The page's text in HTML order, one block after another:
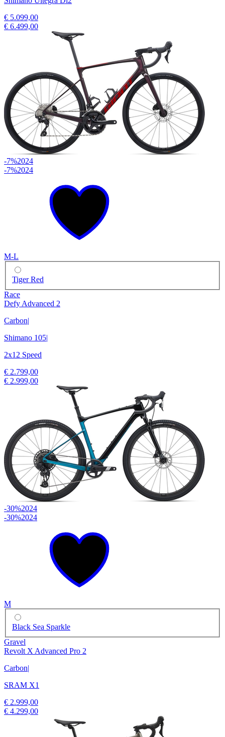
€ 5.099,00
€ 6.499,00
-7%2024
-7%2024
M-L
Tiger Red
Race
Defy Advanced 2
Carbon|
Shimano 105|
2x12 Speed
€ 2.799,00
€ 2.999,00
-30%2024
-30%2024
M
Black Sea Sparkle
Gravel
Revolt X Advanced Pro 2
Carbon|
SRAM X1
€ 2.999,00
€ 4.299,00